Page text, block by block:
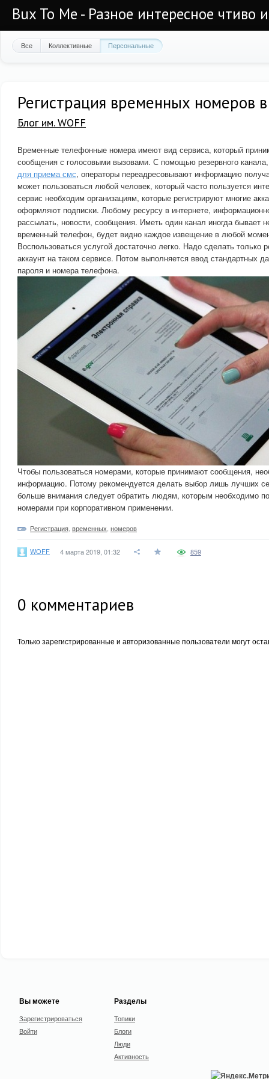
Bux To Me - Разное интересное чтиво
Все Коллективные Персональные
Регистрация временных номеров
Блог им. WOFF
Временные телефонные номера имеют вид сервиса, который
сообщения с голосовыми вызовами. С помощью резервного
для приема смс, операторы переадресовывают информацию
может пользоваться любой человек, который часто пользуется
сервис необходим организациям, которые регистрируют многие
оформляют подписки. Любому ресурсу в интернете,
рассылать, новости, сообщения. Иметь один канал иногда бывает
временный телефон, будет видно каждое извещение в любой
Воспользоваться услугой достаточно легко. Надо сделать только
аккаунт на таком сервисе. Потом выполняется ввод стандартных
пароля и номера телефона.
Чтобы пользоваться номерами, которые принимают сообщения,
информацию. Потому рекомендуется делать выбор лишь лучших
больше внимания следует обратить людям, которым необходимо
номерами при корпоративном применении.
Регистрация временных номеров
WOFF 4 марта 2019, 01:32 859
0 комментариев
Только зарегистрированные и авторизованные пользователи могут
Вы можете
Зарегистрироваться
Войти
Разделы
Топики
Блоги
Люди
Активность